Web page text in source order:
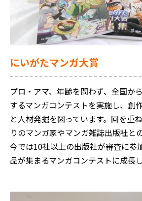
にいがたマンガ大賞
プロ・アマ、年齢を問わず、全国か
するマンガコンテストを実施し、創
と人材発掘を図っています。回を重
りのマンガ家やマンガ雑誌出版社と
今では10社以上の出版社が審査に参
品が集まるマンガコンテストに成長し